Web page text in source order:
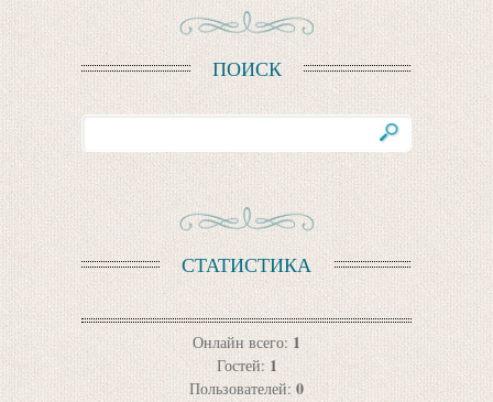
ПОИСК
СТАТИСТИКА
Онлайн всего:1
Гостей: 1
Пользователей: 0